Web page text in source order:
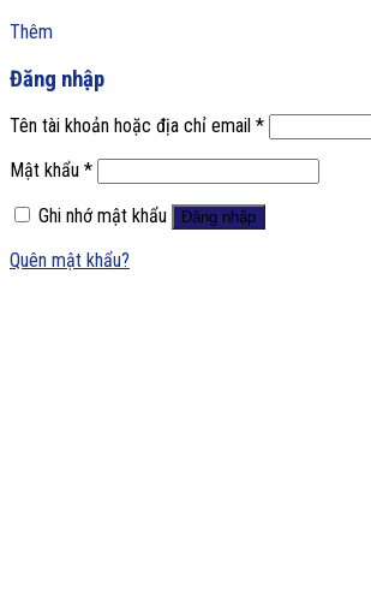
Thêm
Đăng nhập
Tên tài khoản hoặc địa chỉ email *
Mật khẩu *
Ghi nhớ mật khẩu
Đăng nhập
Quên mật khẩu?